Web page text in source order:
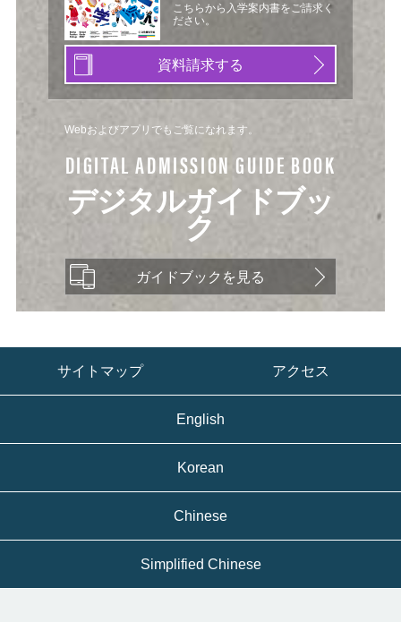
こちらから入学案内書をご請求く
ださい。
資料請求する
Webおよびアプリでもご覧になれます。
DIGITAL ADMISSION GUIDE BOOK
デジタルガイドブッ
ク
ガイドブックを見る
サイトマップ アクセス
English
Korean
Chinese
Simplified Chinese